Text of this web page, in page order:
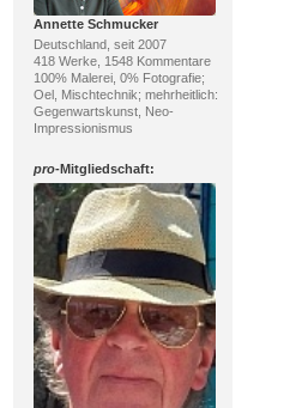
Annette Schmucker
Deutschland, seit 2007
418 Werke, 1548 Kommentare
100% Malerei, 0% Fotografie;
Oel, Mischtechnik; mehrheitlich:
Gegenwartskunst, Neo-
Impressionismus
pro-Mitgliedschaft: